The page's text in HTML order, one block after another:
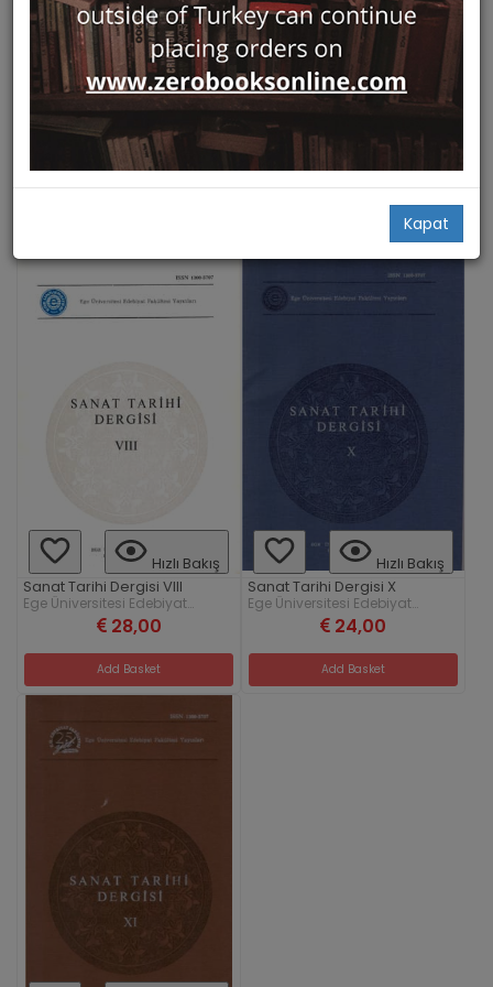
Kapat
Hızlı Bakış
Part Tarihine Giris - Kaynaklar
ve Siyasi Tarih
Arkeoloji ve Sanat Yayınları
Ali Hüseyin Toğay
28,00
Hızlı Bakış
Sanat Tarihi Dergisi XII
Ege Üniversitesi Edebiyat
Fakültesi Yayınları
26,00
Hızlı Bakış
Sanat Tarihi Dergisi VIII
Ege Üniversitesi Edebiyat
Fakültesi Yayınları
28,00
Add Basket
Hızlı Bakış
Sanat Tarihi Dergisi X
Ege Üniversitesi Edebiyat
Fakültesi Yayınları
24,00
Add Basket